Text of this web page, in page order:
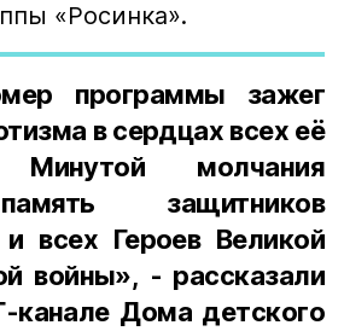
«Росинка».
программы зажег
в сердцах всех её
Минутой молчания
защитников
всех Героев Великой
войны», - рассказали
канале Дома детского